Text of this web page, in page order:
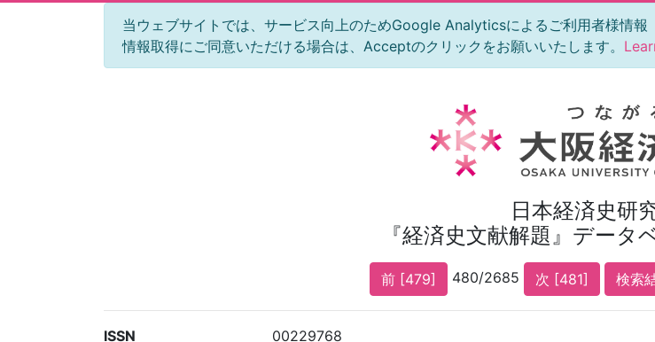
当ウェブサイトでは、サービス向上のためGoogle Analyticsによるご利用者様情報
情報取得にご同意いただける場合は、Acceptのクリックをお願いいたします。
日本経済史研
『経済史文献解題』データ
前 [479] 480/2685 次 [481] 検索
ISSN
00229768